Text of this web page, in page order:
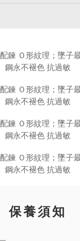
保養須知